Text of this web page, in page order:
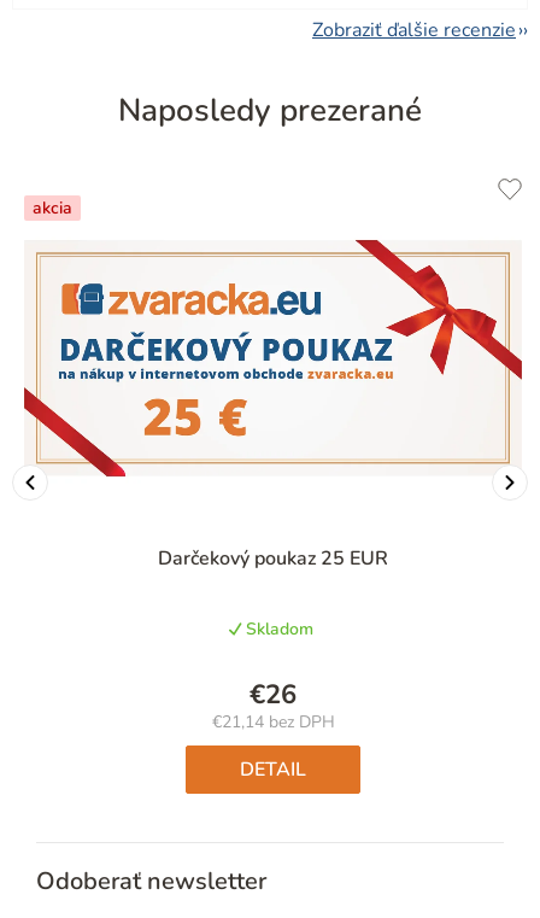
Zobraziť ďalšie recenzie
Naposledy prezerané
akcia
Darčekový poukaz 25 EUR
Skladom
€26
€21,14 bez DPH
Jednotková
cena:
DETAIL
Odoberať newsletter